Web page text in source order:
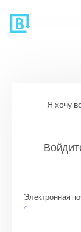
Я хочу
Электронная